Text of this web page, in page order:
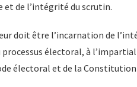
et de l’intégrité du scrutin.
doit être l’incarnation de
électoral, à
électoral et de la